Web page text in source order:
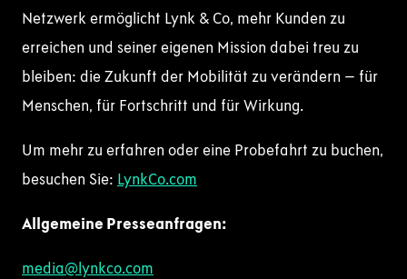
Netzwerk ermöglicht Lynk & Co, mehr Kunden zu
erreichen und seiner eigenen Mission dabei treu zu
bleiben: die Zukunft der Mobilität zu verändern – für
Menschen, für Fortschritt und für Wirkung.
Um mehr zu erfahren oder eine Probefahrt zu buchen,
besuchen Sie: LynkCo.com
Allgemeine Presseanfragen:
media@lynkco.com